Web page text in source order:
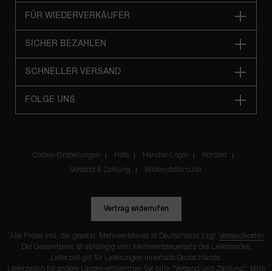
FÜR WIEDERVERKÄUFER
SICHER BEZAHLEN
SCHNELLER VERSAND
FOLGE UNS
Cookie-Einstellungen Hilfe Händler-Login Kontakt
Versand & Zahlung Widerrufsformular
Vertrag widerrufen
Alle Preise inkl. der gesetzl. Mehrwertsteuer in Deutschland zzgl. Versandkosten
Der Gesamtpreis ist abhängig vom Mehrwertsteuersatz des Lieferlandes.
Lieferzeit gilt für Lieferungen innerhalb Deutschlands.
Lieferzeiten für andere Länder entnehmen Sie bitte "Versand und Zahlung ". Bitte